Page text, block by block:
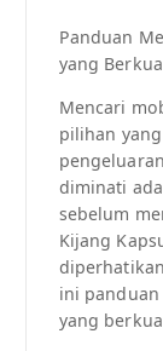
Panduan
yang
Mencari
pilihan
diminati
sebelum
Kijang
ini
yang